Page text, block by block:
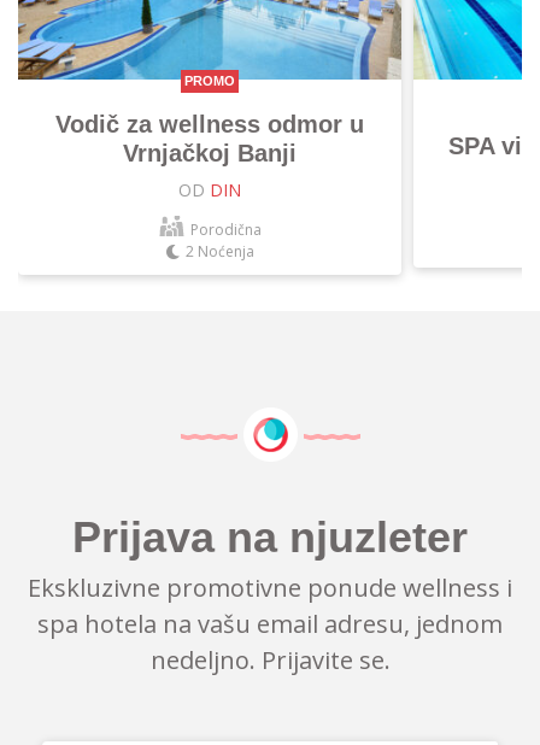
PROMO
Vodič za wellness odmor u
Vrnjačkoj Banji
OD DIN
Porodična
2 Noćenja
SPA
Prijava na njuzleter
Ekskluzivne promotivne ponude wellness i
spa hotela na vašu email adresu, jednom
nedeljno. Prijavite se.